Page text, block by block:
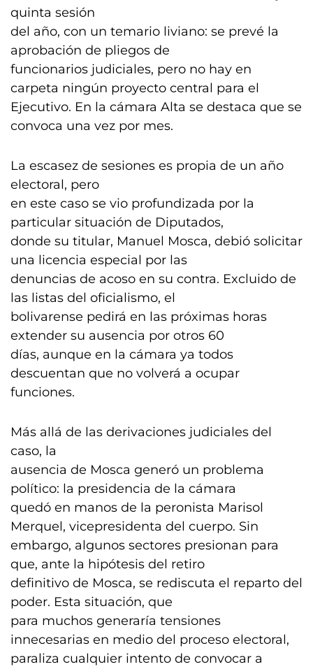
quinta sesión
del año, con un temario liviano: se prevé la
aprobación de pliegos de
funcionarios judiciales, pero no hay en
carpeta ningún proyecto central para el
Ejecutivo. En la cámara Alta se destaca que se
convoca una vez por mes.
La escasez de sesiones es propia de un año
electoral, pero
en este caso se vio profundizada por la
particular situación de Diputados,
donde su titular, Manuel Mosca, debió solicitar
una licencia especial por las
denuncias de acoso en su contra. Excluido de
las listas del oficialismo, el
bolivarense pedirá en las próximas horas
extender su ausencia por otros 60
días, aunque en la cámara ya todos
descuentan que no volverá a ocupar
funciones.
Más allá de las derivaciones judiciales del
caso, la
ausencia de Mosca generó un problema
político: la presidencia de la cámara
quedó en manos de la peronista Marisol
Merquel, vicepresidenta del cuerpo. Sin
embargo, algunos sectores presionan para
que, ante la hipótesis del retiro
definitivo de Mosca, se rediscuta el reparto del
poder. Esta situación, que
para muchos generaría tensiones
innecesarias en medio del proceso electoral,
paraliza cualquier intento de convocar a